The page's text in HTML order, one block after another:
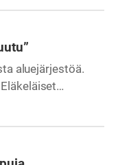
aluejärjestöä.